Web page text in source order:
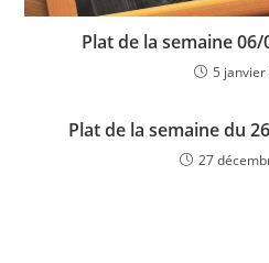
Plat de la semaine
5 janvier
Plat de la semaine du
27